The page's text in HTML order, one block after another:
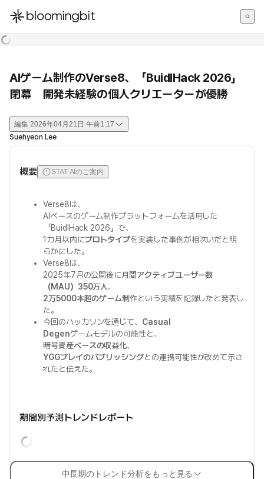
한국어
AIゲーム制作のVerse8、「BuidlHack 2026」
閉幕 開発未経験の個人クリエーターが優勝
編集 2026年04月21日 午前1:17
Suehyeon Lee
概要 STAT AIのご案内
Verse8は、
AIベースのゲーム制作プラットフォームを活用した
「BuidlHack 2026」で、
1カ月以内にプロトタイプを実装した事例が相次いだと明
らかにした。
Verse8は、
2025年7月の公開後に月間アクティブユーザー数
（MAU）350万人、
2万5000本超のゲーム制作という実績を記録したと発表し
た。
今回のハッカソンを通じて、 Casual
Degenゲームモデルの可能性と、
暗号資産ベースの収益化、
YGGプレイのパブリッシングとの連携可能性が改めて示さ
れたと伝えた。
期間別予測トレンドレポート
中長期のトレンド分析をもっと見る